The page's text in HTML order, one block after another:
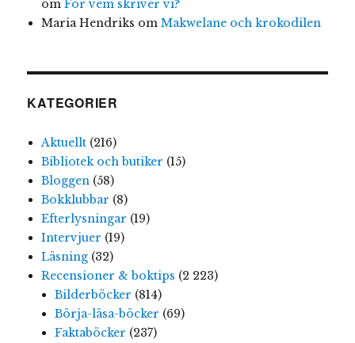
om För vem skriver vi?
Maria Hendriks om Makwelane och krokodilen
KATEGORIER
Aktuellt(216)
Bibliotek och butiker (15)
Bloggen(58)
Bokklubbar (8)
Efterlysningar (19)
Intervjuer (19)
Läsning(32)
Recensioner & boktips (2 223)
Bilderböcker (814)
Börja-läsa-böcker (69)
Faktaböcker (237)